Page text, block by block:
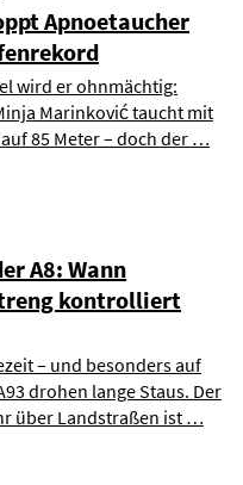
Apnoetaucher
wird er ohnmächtig:
Marinković taucht mit
85 Meter – doch der …
A8: Wann
kontrolliert
– und besonders auf
drohen lange Staus. Der
über Landstraßen ist …